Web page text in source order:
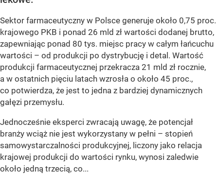
Sektor farmaceutyczny w Polsce generuje około 0,75 proc.
krajowego PKB i ponad 26 mld zł wartości dodanej brutto,
zapewniając ponad 80 tys. miejsc pracy w całym łańcuchu
wartości – od produkcji po dystrybucję i detal. Wartość
produkcji farmaceutycznej przekracza 21 mld zł rocznie,
a w ostatnich pięciu latach wzrosła o około 45 proc.,
co potwierdza, że jest to jedna z bardziej dynamicznych
gałęzi przemysłu.
Jednocześnie eksperci zwracają uwagę, że potencjał
branży wciąż nie jest wykorzystany w pełni – stopień
samowystarczalności produkcyjnej, liczony jako relacja
krajowej produkcji do wartości rynku, wynosi zaledwie
około jedną trzecią, co...